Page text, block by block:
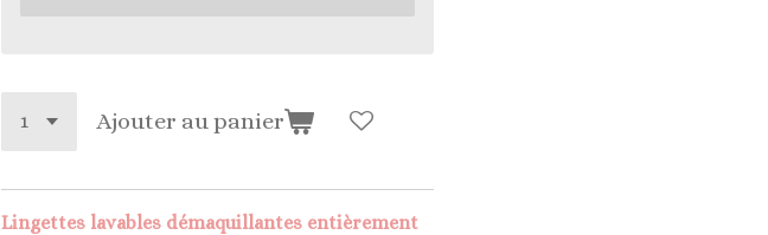
Ajouter au panier
Lingettes lavables démaquillantes entièrement